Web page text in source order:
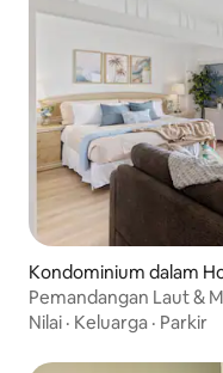
Kondominium dalam
Pemandangan Laut &
@IlikaiResort dengan
Nilai · Keluarga · Parkir